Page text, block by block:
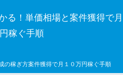
る！単価相場と案件獲得で月
稼ぐ手順
の稼ぎ方案件獲得で月１０万円稼ぐ手順